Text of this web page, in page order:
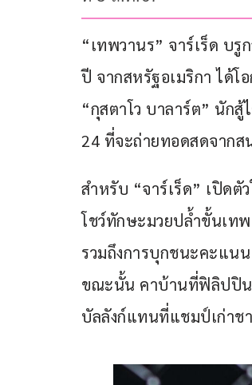
“เทพวานร” จาร์เร็ด บรู
ปี จากสหรัฐอเมริกา ได้
“กุสตาโว บาลาร์ต” นัก
24 ที่จะถ่ายทอดสดจากส
สำหรับ “จาร์เร็ด” เปิดตั
โชว์ทักษะมวยปล้ำขั้นเท
รวมถึงการบุกชนะคะแนน
ขณะนั้น คาบ้านที่ฟิลิปปินส์
บัลลังก์แทนที่แชมป์เก่าช